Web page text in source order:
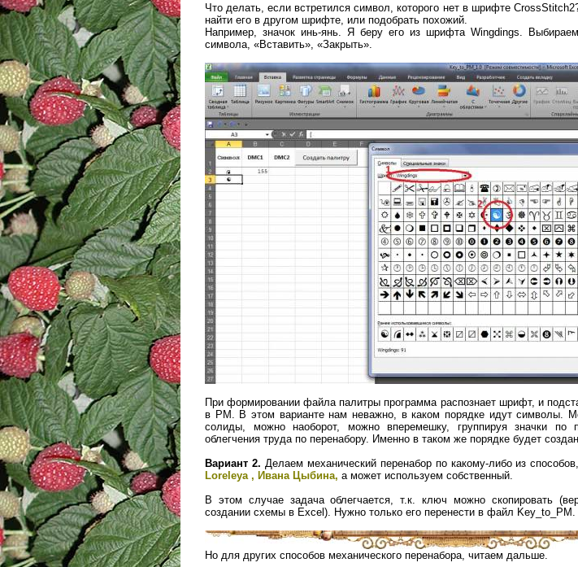
Что делать, если встретился символ, которого нет в шрифте
найти его в другом шрифте, или подобрать похожий.
Например, значок инь-янь. Я беру его из шрифта Wingdings.
символа, «Вставить», «Закрыть».
При формировании файла палитры программа распознает шрифт, и
в РМ. В этом варианте нам неважно, в каком порядке идут символы.
солиды, можно наоборот, можно вперемешку, группируя значки по
облегчения труда по перенабору. Именно в таком же порядке будет
Вариант 2. Делаем механический перенабор по какому-либо из
Loreleya , Ивана Цыбина, а может используем собственный.
В этом случае задача облегчается, т.к. ключ можно скопировать
создании схемы в Excel). Нужно только его перенести в файл Key_to_PM.
Но для других способов механического перенабора, читаем дальше.